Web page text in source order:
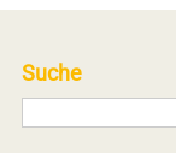
Suche